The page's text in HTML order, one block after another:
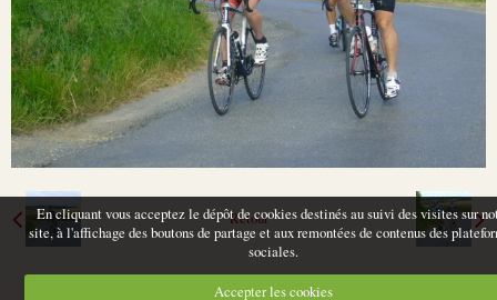
Retour
En cliquant vous acceptez le dépôt de cookies destinés au suivi des visites sur
site, à l'affichage des boutons de partage et aux remontées de contenus des
sociales.
Accepter les cookies